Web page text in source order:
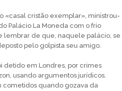
«casal cristão exemplar», ministrou-
Palácio La Moneda com o frio
lembrar de que, naquele palácio, se
pelo golpista seu amigo.
detido em Londres, por crimes
usando argumentos jurídicos.
cometidos quando gozava da